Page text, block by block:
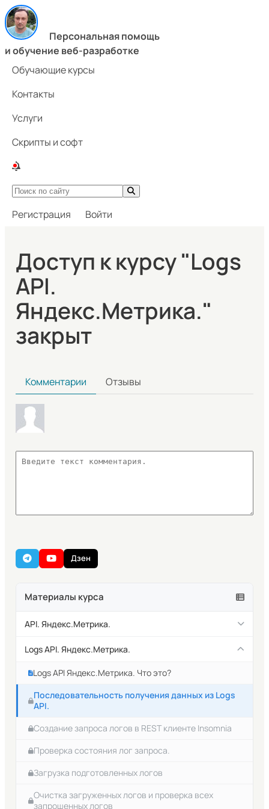
Персональная помощь
и обучение веб-разработке
Обучающие курсы
Контакты
Услуги
Скрипты и софт
Регистрация Войти
Доступ к курсу "Logs
API.
Яндекс.Метрика."
закрыт
Комментарии Отзывы
Дзен
Материалы курса
API. Яндекс.Метрика.
Как получить токен API Яндекс.Метрики
Немного о документации API Яндекс.Метрики
Соединяемся с API Яндекс.Метрики с помощью
программы Insomnia
Соединяемся с API Яндекс.Метрики с помощью
утилиты CURL и PHP
Работа с диапазонами данных в API Яндекс.Метрики
Logs API. Яндекс.Метрика.
Logs API Яндекс.Метрика. Что это?
Последовательность получения данных из Logs
API.
Создание запроса логов в REST клиенте Insomnia
Проверка состояния лог запроса.
Загрузка подготовленных логов
Очистка загруженных логов и проверка всех
запрошенных логов